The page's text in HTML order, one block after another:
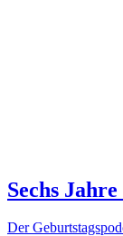
Sechs
Der